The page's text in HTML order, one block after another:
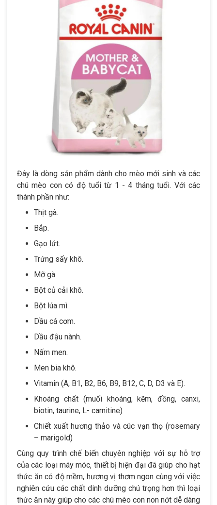
Đây là dòng sản phẩm dành cho mèo mới sinh và các
chú mèo con có độ tuổi từ 1 - 4 tháng tuổi. Với các
thành phần như:
Thịt gà.
Bắp.
Gạo lứt.
Trứng sấy khô.
Mỡ gà.
Bột củ cải khô.
Bột lúa mì.
Dầu cá cơm.
Dầu đậu nành.
Nấm men.
Men bia khô.
Vitamin (A, B1, B2, B6, B9, B12, C, D, D3 và E).
Khoáng chất (muối khoáng, kẽm, đồng, canxi,
biotin, taurine, L- carnitine)
Chiết xuất hương thảo và cúc vạn thọ (rosemary
– marigold)
Cùng quy trình chế biến chuyên nghiệp với sự hỗ trợ
của các loại máy móc, thiết bị hiện đại đã giúp cho hạt
thức ăn có độ mềm, hương vị thơm ngon cùng với việc
nghiên cứu các chất dinh dưỡng chú trọng hơn thì loại
thức ăn này giúp cho các chú mèo con non nớt dễ dàng